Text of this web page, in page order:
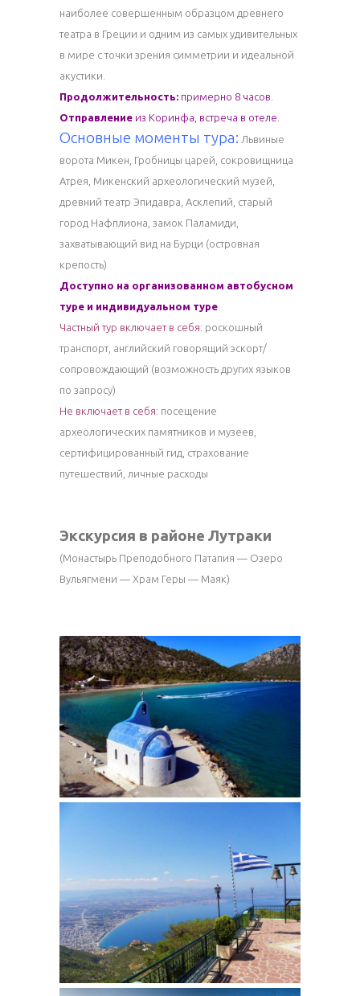
наиболее совершенным образцом древнего
театра в Греции и одним из самых удивительных
в мире с точки зрения симметрии и идеальной
акустики.
Продолжительность: примерно 8 часов.
Отправление из Коринфа, встреча в отеле.
Основные моменты тура: Львиные
ворота Микен, Гробницы царей, сокровищница
Атрея, Микенский археологический музей,
древний театр Эпидавра, Асклепий, старый
город Нафплиона, замок Паламиди,
захватывающий вид на Бурци (островная
крепость)
Доступно на организованном автобусном
туре и индивидуальном туре
Частный тур включает в себя: роскошный
транспорт, английский говорящий эскорт/
сопровождающий (возможность других языков
по запросу)
Не включает в себя: посещение
археологических памятников и музеев,
сертифицированный гид, страхование
путешествий, личные расходы
Экскурсия в районе Лутраки
(Монастырь Преподобного Патапия — Озеро
Вульягмени — Храм Геры — Маяк)